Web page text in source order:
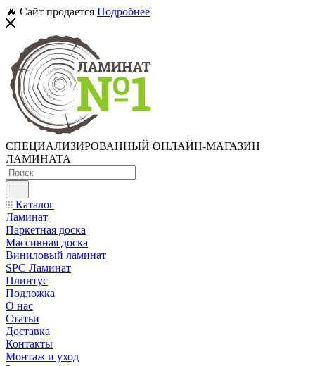
🔥 Сайт продается Подробнее
СПЕЦИАЛИЗИРОВАННЫЙ ОНЛАЙН-МАГАЗИН
ЛАМИНАТА
Каталог
Ламинат
Паркетная доска
Массивная доска
Виниловый ламинат
SPC Ламинат
Плинтус
Подложка
О нас
Статьи
Доставка
Контакты
Монтаж и уход